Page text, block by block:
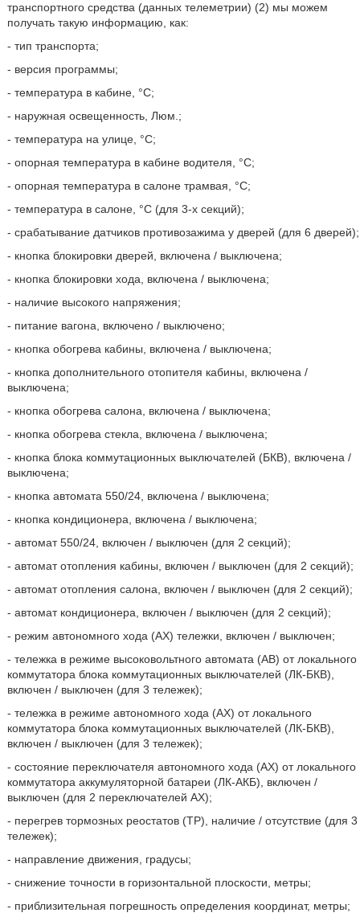
транспортного средства (данных телеметрии) (2) мы можем
получать такую информацию, как:
- тип транспорта;
- версия программы;
- температура в кабине, °С;
- наружная освещенность, Люм.;
- температура на улице, °С;
- опорная температура в кабине водителя, °С;
- опорная температура в салоне трамвая, °С;
- температура в салоне, °С (для 3-х секций);
- срабатывание датчиков противозажима у дверей (для 6 дверей);
- кнопка блокировки дверей, включена / выключена;
- кнопка блокировки хода, включена / выключена;
- наличие высокого напряжения;
- питание вагона, включено / выключено;
- кнопка обогрева кабины, включена / выключена;
- кнопка дополнительного отопителя кабины, включена /
выключена;
- кнопка обогрева салона, включена / выключена;
- кнопка обогрева стекла, включена / выключена;
- кнопка блока коммутационных выключателей (БКВ), включена /
выключена;
- кнопка автомата 550/24, включена / выключена;
- кнопка кондиционера, включена / выключена;
- автомат 550/24, включен / выключен (для 2 секций);
- автомат отопления кабины, включен / выключен (для 2 секций);
- автомат отопления салона, включен / выключен (для 2 секций);
- автомат кондиционера, включен / выключен (для 2 секций);
- режим автономного хода (АХ) тележки, включен / выключен;
- тележка в режиме высоковольтного автомата (АВ) от локального
коммутатора блока коммутационных выключателей (ЛК-БКВ),
включен / выключен (для 3 тележек);
- тележка в режиме автономного хода (АХ) от локального
коммутатора блока коммутационных выключателей (ЛК-БКВ),
включен / выключен (для 3 тележек);
- состояние переключателя автономного хода (АХ) от локального
коммутатора аккумуляторной батареи (ЛК-АКБ), включен /
выключен (для 2 переключателей АХ);
- перегрев тормозных реостатов (ТР), наличие / отсутствие (для 3
тележек);
- направление движения, градусы;
- снижение точности в горизонтальной плоскости, метры;
- приблизительная погрешность определения координат, метры;